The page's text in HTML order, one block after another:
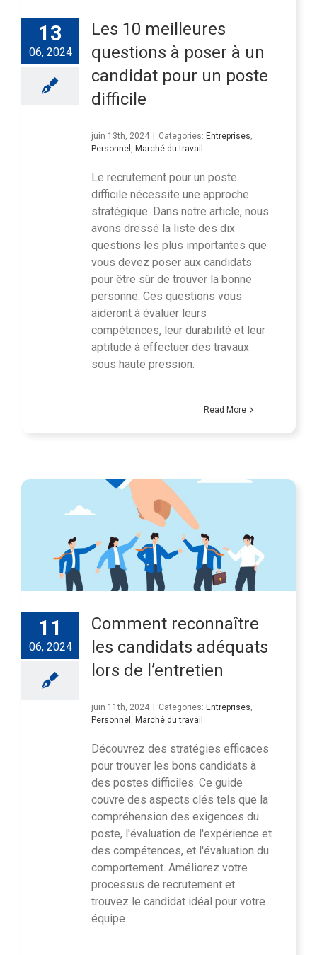
13
06, 2024
Les 10 meilleures
questions à poser à un
candidat pour un poste
difficile
juin 13th, 2024 Categories: Entreprises,
Personnel , Marché du travail
Le recrutement pour un poste
difficile nécessite une approche
stratégique. Dans notre article, nous
avons dressé la liste des dix
questions les plus importantes que
vous devez poser aux candidats
pour être sûr de trouver la bonne
personne. Ces questions vous
aideront à évaluer leurs
compétences, leur durabilité et leur
aptitude à effectuer des travaux
sous haute pression.
Read More
11
06, 2024
Comment reconnaître
les candidats adéquats
lors de l’entretien
juin 11th, 2024 Categories: Entreprises,
Personnel , Marché du travail
Découvrez des stratégies efficaces
pour trouver les bons candidats à
des postes difficiles. Ce guide
couvre des aspects clés tels que la
compréhension des exigences du
poste, l'évaluation de l'expérience et
des compétences, et l'évaluation du
comportement. Améliorez votre
processus de recrutement et
trouvez le candidat idéal pour votre
équipe.